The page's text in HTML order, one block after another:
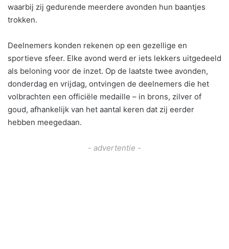
waarbij zij gedurende meerdere avonden hun baantjes
trokken.
Deelnemers konden rekenen op een gezellige en
sportieve sfeer. Elke avond werd er iets lekkers uitgedeeld
als beloning voor de inzet. Op de laatste twee avonden,
donderdag en vrijdag, ontvingen de deelnemers die het
volbrachten een officiële medaille – in brons, zilver of
goud, afhankelijk van het aantal keren dat zij eerder
hebben meegedaan.
- advertentie -